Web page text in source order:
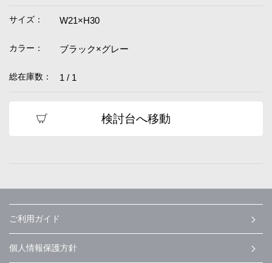
サイズ： W21×H30
カラー： ブラック×グレー
総在庫数： 1 / 1
検討台へ移動
ご利用ガイド
個人情報保護方針